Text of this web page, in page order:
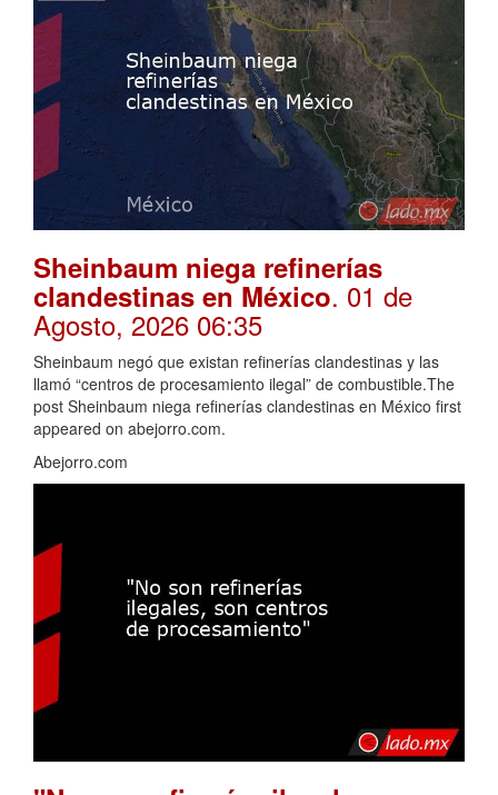
Sheinbaum niega refinerías
clandestinas en México. 01 de
Agosto, 2026 06:35
Sheinbaum negó que existan refinerías clandestinas y las
llamó “centros de procesamiento ilegal” de combustible.The
post Sheinbaum niega refinerías clandestinas en México first
appeared on abejorro.com.
Abejorro.com